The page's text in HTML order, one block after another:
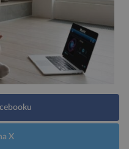
X